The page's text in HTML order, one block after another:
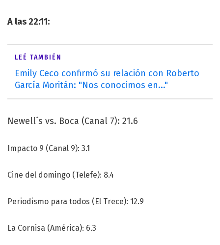
A las 22:11:
LEÉ TAMBIÉN
Emily Ceco confirmó su relación con Roberto
García Moritán: "Nos conocimos en..."
Newell´s vs. Boca (Canal 7): 21.6
Impacto 9 (Canal 9): 3.1
Cine del domingo (Telefe): 8.4
Periodismo para todos (El Trece): 12.9
La Cornisa (América): 6.3